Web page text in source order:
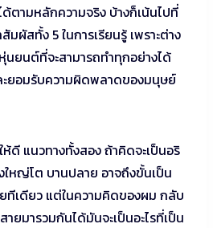
ตามหลักความจริง บ้างก็เน้นไปที่
มผัสทั้ง 5 ในการเรียนรู้ เพราะต่าง
นยนต์ที่จะสามารถทำทุกอย่างได้
ะยอมรับความผิดพลาดของมนุษย์
ดี แนวทางทั้งสอง ถ้าคิดจะเป็นอริ
ใหญ่โต บานปลาย อาจถึงขั้นเป็น
ทีเดียว แต่ในความคิดของผม กลับ
ยมารวมกันได้มันจะเป็นอะไรที่เป็น